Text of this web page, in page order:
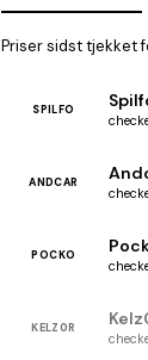
Priser sidst tjekket
SPILFO
ANDCAR
POCKO
KELZ0R